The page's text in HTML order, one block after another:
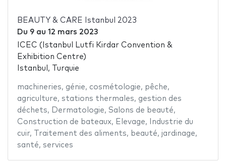
BEAUTY & CARE Istanbul 2023
Du 9au 12 mars 2023
ICEC (Istanbul Lutfi Kirdar Convention &
Exhibition Centre)
Istanbul, Turquie
machineries, génie, cosmétologie, pêche,
agriculture, stations thermales, gestion des
déchets, Dermatologie, Salons de beauté,
Construction de bateaux, Elevage,
Industrie du
cuir, Traitement des aliments, beauté, jardinage,
santé, services